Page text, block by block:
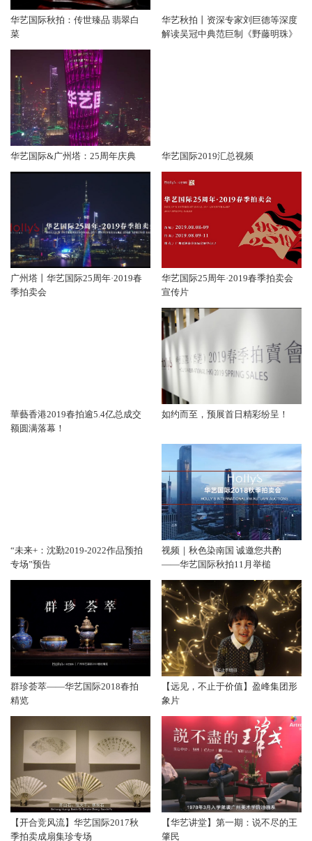
华艺国际秋拍：传世臻品 翡翠白
菜
华艺秋拍丨资深专家刘巨德等深度
解读吴冠中典范巨制《野藤明珠》
华艺国际&广州塔：25周年庆典 华艺国际2019汇总视频
广州塔丨华艺国际25周年·2019春
季拍卖会
华艺国际25周年·2019春季拍卖会
宣传片
華藝香港2019春拍逾5.4亿总成交
额圆满落幕！
如约而至，预展首日精彩纷呈！
“未来+：沈勤2019-2022作品预拍
专场”预告
视频｜秋色染南国 诚邀您共酌
——华艺国际秋拍11月举槌
群珍荟萃——华艺国际2018春拍
精览
【远见，不止于价值】盈峰集团形
象片
【开合竞风流】华艺国际2017秋
季拍卖成扇集珍专场
【华艺讲堂】第一期：说不尽的王
肇民